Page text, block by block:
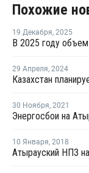
Похожие
19 Декабря, 2025
29 Апреля, 2024
30 Ноября, 2021
10 Января, 2018
Атырауский НПЗ